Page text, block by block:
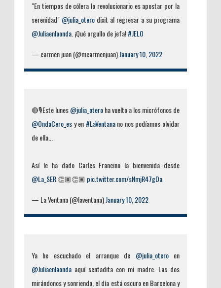
"En tiempos de cólera lo revolucionario es apostar por la
serenidad" @julia_otero dixit al regresar a su programa
@Juliaenlaonda. ¡Qué orgullo de jefa!#JELO
— carmen juan (@mcarmenjuan)January 10, 2022
🔴🎙️Este lunes@julia_oteroha vuelto a los micrófonos de
@OndaCero_esy en #LaVentanano nos podíamos olvidar
de ella...
Así le ha dado Carles Francino la bienvenida desde
@La_SER👏🏽👏🏽 pic.twitter.com/sNmjR47gDa
— La Ventana (@laventana)January 10, 2022
Ya he escuchado el arranque de @julia_oteroen
@Juliaenlaonda aquí sentadita con mi madre. Las dos
mirándonos y sonriendo, el día está oscuro en Barcelona y